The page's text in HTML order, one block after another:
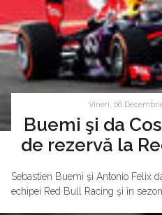
Vineri, 06 Decembrie
Buemi şi da
de rezervă la
Sebastien Buemi şi Antonio Felix
echipei Red Bull Racing şi în